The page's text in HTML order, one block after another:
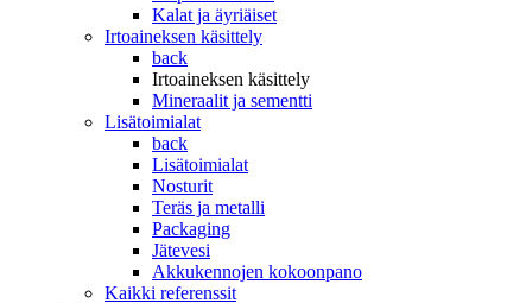
Kalat ja äyriäiset
Irtoaineksen käsittely
back
Irtoaineksen käsittely
Mineraalit ja sementti
Lisätoimialat
back
Lisätoimialat
Nosturit
Teräs ja metalli
Packaging
Jätevesi
Akkukennojen kokoonpano
Kaikki referenssit